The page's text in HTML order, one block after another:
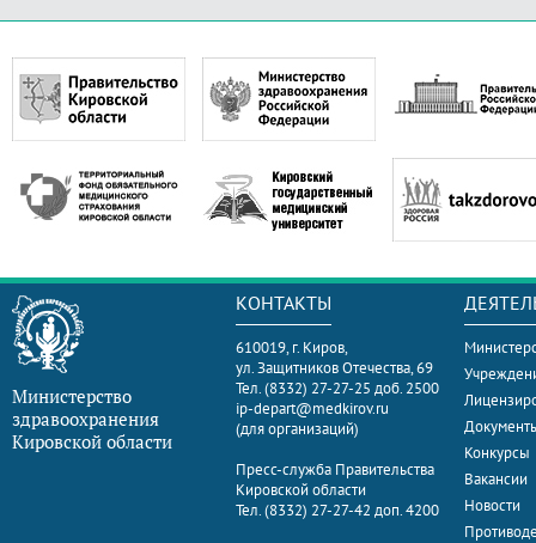
Министерство
здравоохранения
Кировской области
КОНТАКТЫ
610019, г. Киров,
ул. Защитников Отечества, 69
Тел. (8332) 27-27-25 доб. 2500
ip-depart@medkirov.ru
(для организаций)
Пресс-служба Правительства
Кировской области
Тел. (8332) 27-27-42 доп. 4200
Конкурсы
Вакансии
Новости